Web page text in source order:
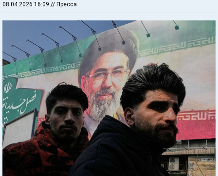
08.04.2026 16:09 // Пресса